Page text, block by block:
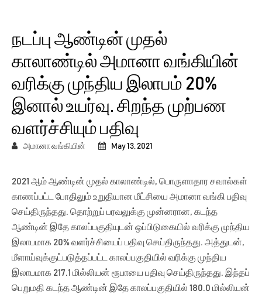
நடப்பு ஆண்டின் முதல்
காலாண்டில் அமானா வங்கியின்
வரிக்கு முந்திய இலாபம் 20%
இனால் உயர்வு. சிறந்த முற்பண
வளர்ச்சியும் பதிவு
அமானா வங்கியின் May 13, 2021
2021 ஆம் ஆண்டின் முதல் காலாண்டில், பொருளாதார சவால்கள்
காணப்பட்ட போதிலும் உறுதியான மீட்சியை அமானா வங்கி பதிவு
செய்திருந்தது. தொற்றுப் பரவலுக்கு முன்னரான, கடந்த
ஆண்டின் இதே காலப்பகுதியுடன் ஒப்பிடுகையில் வரிக்கு முந்திய
இலாபமாக 20% வளர்ச்சியைப் பதிவு செய்திருந்தது. அத்துடன்,
மீளாய்வுக்குட்படுத்தப்பட்ட காலப்பகுதியில் வரிக்கு முந்திய
இலாபமாக 217.1 மில்லியன் ரூபாயை பதிவு செய்திருந்தது. இந்தப்
பெறுமதி கடந்த ஆண்டின் இதே காலப்பகுதியில் 180.0 மில்லியன்